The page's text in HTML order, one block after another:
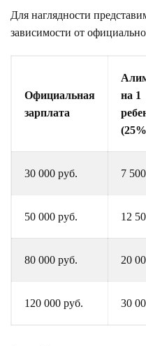
Для наглядности
зависимости от
Официальная
зарплата
на 1
30 000 руб. 7
50 000 руб. 12
80 000 руб. 20
120 000 руб. 30